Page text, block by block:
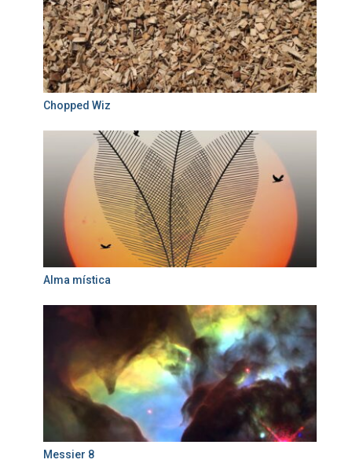
Chopped Wiz
Alma mística
Messier 8